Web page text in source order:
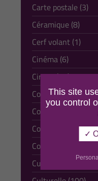
Carte postale (3)
Céramique (8)
Cerf volant (1)
Cinéma (6)
Cirque (13)
Comédie musicale
Comique (10)
Conte (13)
Course à pied (4)
Culture et tradition
This site
you control
✓